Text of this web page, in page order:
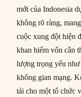
mới của Indonesia
không rõ ràng,
cuộc xung đột hiện
khan hiếm vốn cần
lượng trọng yếu
không gian mạng.
tải cho một tổ chức